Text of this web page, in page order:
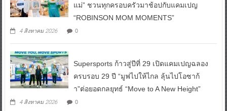
แม่” ชวนทุกครอบครัวมาช้อปกับแคมเปญ
“ROBINSON MOM MOMENTS”
4 สิงหาคม 2026 0
Supersports ก้าวสู่ปีที่ 29 เปิดแคมเปญฉลอง
ครบรอบ 29 ปี “มูฟไปให้ไกล ลุ้นไปโอซาก้
า”ต่อยอดกลยุทธ์ “Move to A New Height”
4 สิงหาคม 2026 0